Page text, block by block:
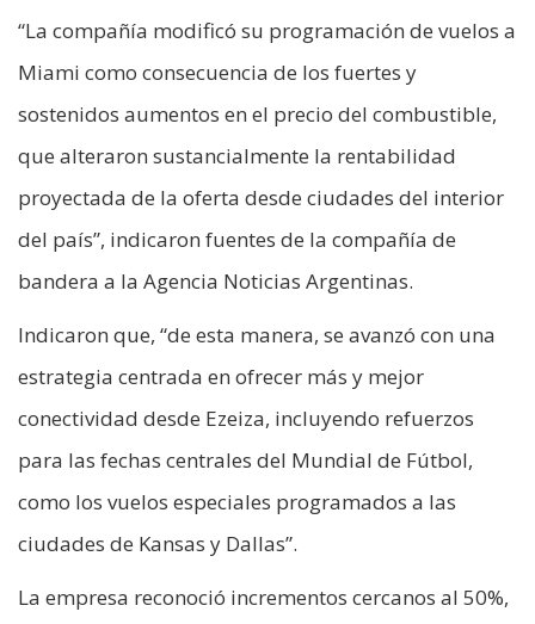
“La compañía modificó su programación de vuelos a
Miami como consecuencia de los fuertes y
sostenidos aumentos en el precio del combustible,
que alteraron sustancialmente la rentabilidad
proyectada de la oferta desde ciudades del interior
del país”, indicaron fuentes de la compañía de
bandera a la Agencia Noticias Argentinas.
Indicaron que, “de esta manera, se avanzó con una
estrategia centrada en ofrecer más y mejor
conectividad desde Ezeiza, incluyendo refuerzos
para las fechas centrales del Mundial de Fútbol,
como los vuelos especiales programados a las
ciudades de Kansas y Dallas”.
La empresa reconoció incrementos cercanos al 50%,